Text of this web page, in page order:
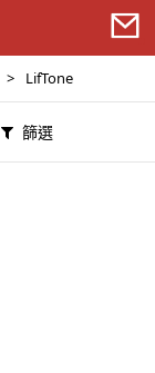
> LifTone
篩選